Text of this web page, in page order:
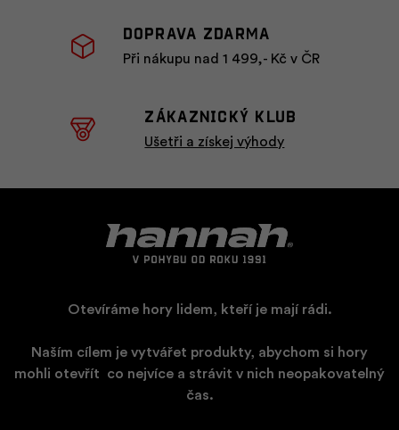
Doprava zdarma
Při nákupu nad 1 499,- Kč v ČR
ZÁKAZNICKÝ KLUB
Ušetři a získej výhody
Otevíráme hory lidem, kteří je mají rádi.
Naším cílem je vytvářet produkty, abychom si hory
mohli otevřít
co nejvíce a strávit v nich neopakovatelný
čas.